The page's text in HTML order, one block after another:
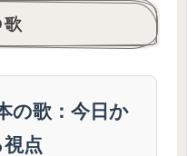
の歌：今日か
点